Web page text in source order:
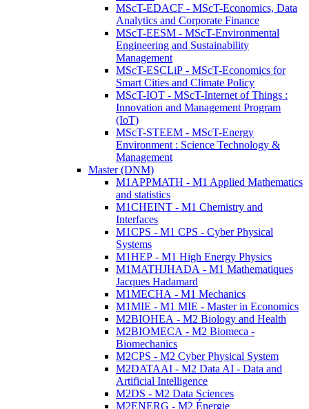
MScT-EDACF - MScT-Economics, Data
Analytics and Corporate Finance
MScT-EESM - MScT-Environmental
Engineering and Sustainability
Management
MScT-ESCLiP - MScT-Economics for
Smart Cities and Climate Policy
MScT-IOT - MScT-Internet of Things :
Innovation and Management Program
(IoT)
MScT-STEEM - MScT-Energy
Environment : Science Technology &
Management
Master (DNM)
M1APPMATH - M1 Applied Mathematics
and statistics
M1CHEINT - M1 Chemistry and
Interfaces
M1CPS - M1 CPS - Cyber Physical
Systems
M1HEP - M1 High Energy Physics
M1MATHJHADA - M1 Mathematiques
Jacques Hadamard
M1MECHA - M1 Mechanics
M1MIE - M1 MIE - Master in Economics
M2BIOHEA - M2 Biology and Health
M2BIOMECA - M2 Biomeca -
Biomechanics
M2CPS - M2 Cyber Physical System
M2DATAAI - M2 Data AI - Data and
Artificial Intelligence
M2DS - M2 Data Sciences
M2ENERG - M2 Énergie